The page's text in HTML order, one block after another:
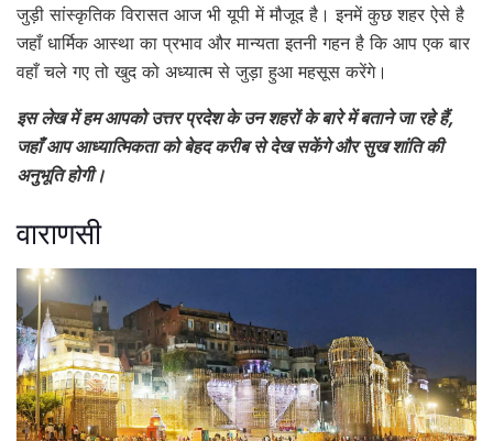
जुड़ी सांस्कृतिक विरासत आज भी यूपी में मौजूद है। इनमें कुछ शहर ऐसे है
जहाँ धार्मिक आस्था का प्रभाव और मान्यता इतनी गहन है कि आप एक बार
वहाँ चले गए तो खुद को अध्यात्म से जुड़ा हुआ महसूस करेंगे।
इस लेख में हम आपको उत्तर प्रदेश के उन शहरों के बारे में बताने जा रहे हैं,
जहाँ आप आध्यात्मिकता को बेहद करीब से देख सकेंगे और सुख शांति की
अनुभूति होगी।
वाराणसी